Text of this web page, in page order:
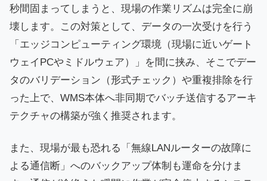
秒間固まってしまうと、現場の作業リズムは完全に崩
壊します。この対策として、データの一次受けを行う
「エッジコンピューティング環境（現場に近いゲート
ウェイPCやミドルウェア）」を間に挟み、そこでデー
タのバリデーション（形式チェック）や重複排除を行
った上で、WMS本体へ非同期でバッチ送信するアーキ
テクチャの構築が強く推奨されます。
また、現場が最も恐れる「無線LANルーターの故障に
よる通信断」へのバックアップ体制も運命を分けま